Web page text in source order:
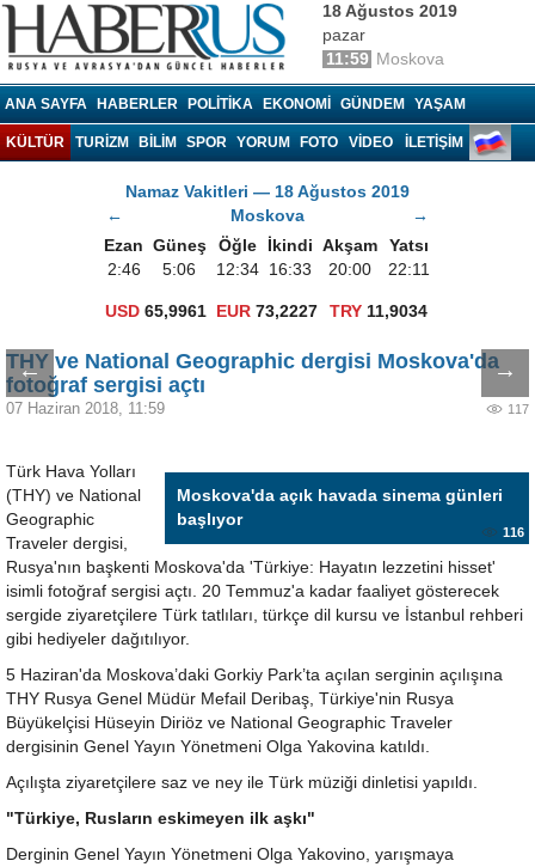
Haberrus.com
18 Ağustos 2019
pazar
11:59 Moskova
ANA SAYFA HABERLER POLITIKA EKONOMI GÜNDEM YAŞAM
KÜLTÜR TURIZM BILIM SPOR YORUM FOTO VIDEO İLETİŞİM
Namaz Vakitleri — 18 Ağustos 2019
←
Moskova
→
Ezan Güneş Öğle İkindi Akşam
Yatsı
2:46
5:06 12:34 16:33 20:00 22:11
USD 65,9961 EUR 73,2227 TRY 11,9034
← →
THY ve National Geographic dergisi Moskova'da
fotoğraf sergisi açtı
07 Haziran 2018, 11:59 117
Moskova'da açık havada sinema günleri
başlıyor
116
Türk Hava Yolları
(THY) ve National
Geographic
Traveler dergisi,
Rusya'nın başkenti Moskova'da 'Türkiye: Hayatın lezzetini hisset'
isimli fotoğraf sergisi açtı. 20 Temmuz'a kadar faaliyet gösterecek
sergide ziyaretçilere Türk tatlıları, türkçe dil kursu ve İstanbul rehberi
gibi hediyeler dağıtılıyor.
5 Haziran'da Moskova’daki Gorkiy Park’ta açılan serginin açılışına
THY Rusya Genel Müdür Mefail Deribaş, Türkiye'nin Rusya
Büyükelçisi Hüseyin Diriöz ve National Geographic Traveler
dergisinin Genel Yayın Yönetmeni Olga Yakovina katıldı.
Açılışta ziyaretçilere saz ve ney ile Türk müziği dinletisi yapıldı.
"Türkiye, Rusların eskimeyen ilk aşkı"
Derginin Genel Yayın Yönetmeni Olga Yakovino, yarışmaya